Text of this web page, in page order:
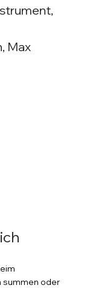
Max
summen oder